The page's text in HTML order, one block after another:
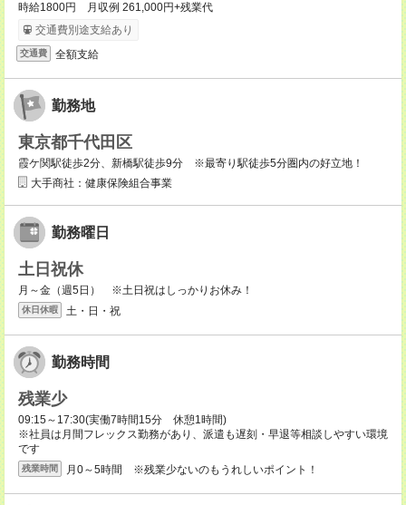
時給1800円 月収例 261,000円+残業代
交通費別途支給あり
交通費 全額支給
勤務地
東京都千代田区
霞ケ関駅徒歩2分、新橋駅徒歩9分 ※最寄り駅徒歩5分圏内の好立地！
大手商社：健康保険組合事業
勤務曜日
土日祝休
月～金（週5日） ※土日祝はしっかりお休み！
休日休暇 土・日・祝
勤務時間
残業少
09:15～17:30(実働7時間15分 休憩1時間)
※社員は月間フレックス勤務があり、派遣も遅刻・早退等相談しやすい環境
です
残業時間 月0～5時間 ※残業少ないのもうれしいポイント！